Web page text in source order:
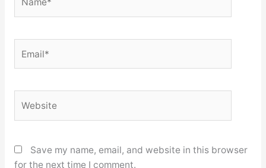
Save my name, email, and website in this browser
for the next time I comment.